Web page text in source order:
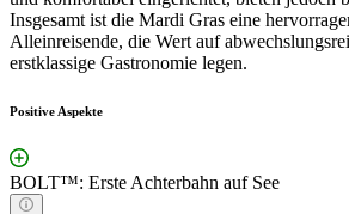
Insgesamt ist die Mardi Gras eine
Alleinreisende, die Wert auf
erstklassige Gastronomie legen.
Positive Aspekte
BOLT™: Erste Achterbahn auf See